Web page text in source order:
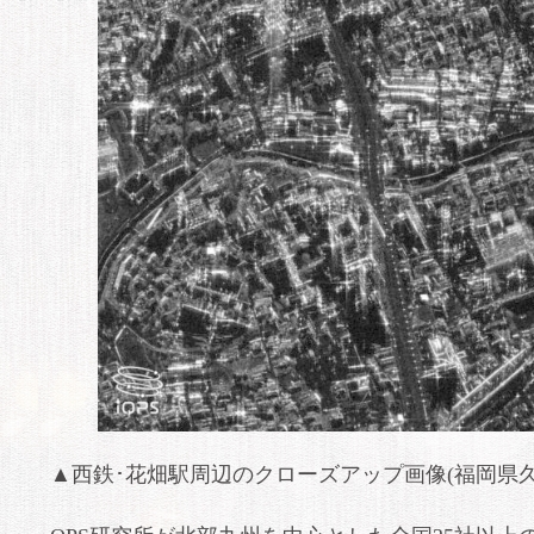
▲西鉄･花畑駅周辺のクローズアップ画像(福岡県